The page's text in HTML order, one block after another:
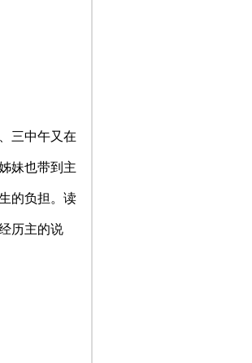
三中午又在
妹也带到主
的负担。读
历主的说